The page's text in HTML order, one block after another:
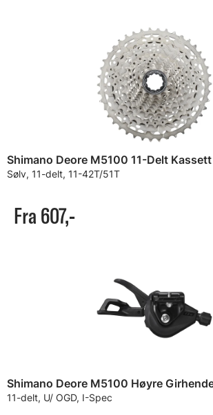
Shimano Deore M5100 11-Delt Kassett
Sølv, 11-delt, 11-42T/51T
Fra 607,-
Shimano Deore M5100 Høyre
11-delt, U/ OGD, I-Spec